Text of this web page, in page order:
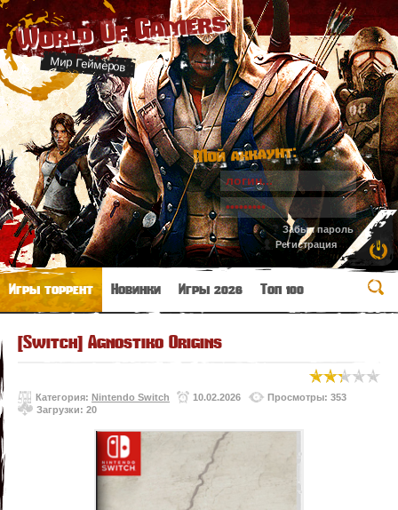
World Of Gamers
Мир Геймеров
Мой аккаунт:
Забыл пароль
Регистрация
Игры торрент Новинки Игры 2026 Топ 100
[Switch] Agnostiko Origins
Категория: Nintendo Switch 10.02.2026
Просмотры: 353
Загрузки: 20